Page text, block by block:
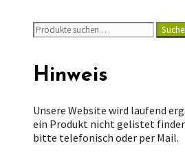
Suchen
nach:
Hinweis
Unsere Website wird laufend
ein Produkt nicht gelistet
bitte telefonisch oder per Mail.